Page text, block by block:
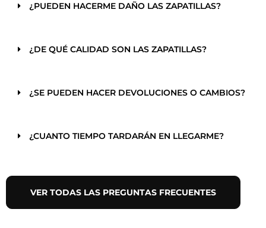
¿PUEDEN HACERME DAÑO LAS ZAPATILLAS?
¿DE QUÉ CALIDAD SON LAS ZAPATILLAS?
¿SE PUEDEN HACER DEVOLUCIONES O CAMBIOS?
¿CUANTO TIEMPO TARDARÁN EN LLEGARME?
VER TODAS LAS PREGUNTAS FRECUENTES